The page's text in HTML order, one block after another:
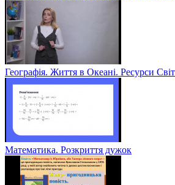
Географія. Життя в Океані. Ресурси
Математика. Розкриття дужок